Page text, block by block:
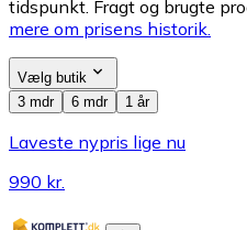
tidspunkt. Fragt og brugte
mere om prisens historik.
Vælg butik
3 mdr
6 mdr 1 år
Laveste nypris lige nu
990 kr.